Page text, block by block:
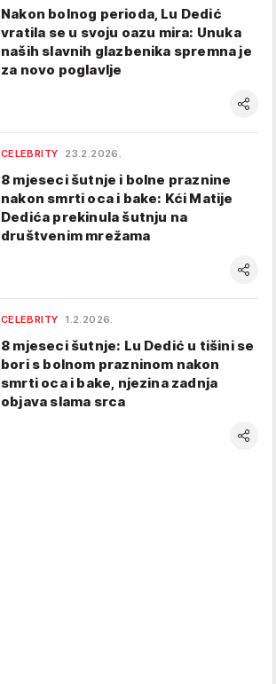
Nakon bolnog perioda, Lu Dedić
vratila se u svoju oazu mira: Unuka
naših slavnih glazbenika spremna je
za novo poglavlje
CELEBRITY 23.2.2026.
8 mjeseci šutnje i bolne praznine
nakon smrti oca i bake: Kći Matije
Dedića prekinula šutnju na
društvenim mrežama
CELEBRITY 1.2.2026.
8 mjeseci šutnje: Lu Dedić u tišini se
bori s bolnom prazninom nakon
smrti oca i bake, njezina zadnja
objava slama srca